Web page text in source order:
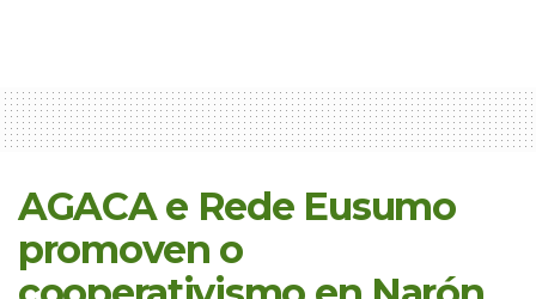
AGACA e Rede Eusumo
promoven o